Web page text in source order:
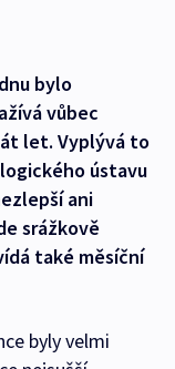
bylo
vůbec
let. Vyplývá to
ústavu
ani
srážkově
také měsíční
byly velmi